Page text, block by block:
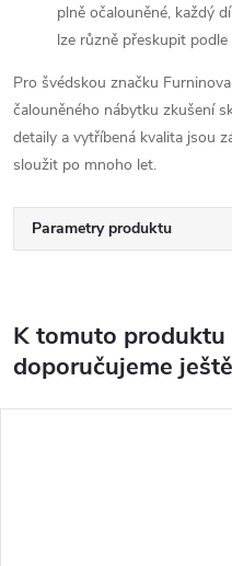
plně očalouněné, každý
lze různě přeskupit
Pro švédskou značku
čalouněného nábytku zkušení
detaily a vytříbená kvalita jsou
sloužit po mnoho let.
Parametry produktu
K tomuto produktu
doporučujeme